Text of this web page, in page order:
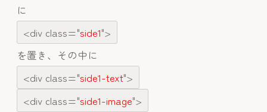
に
<div class="side1">
を置き、その中に
<div class="side1-text">
<div class="side1-image">